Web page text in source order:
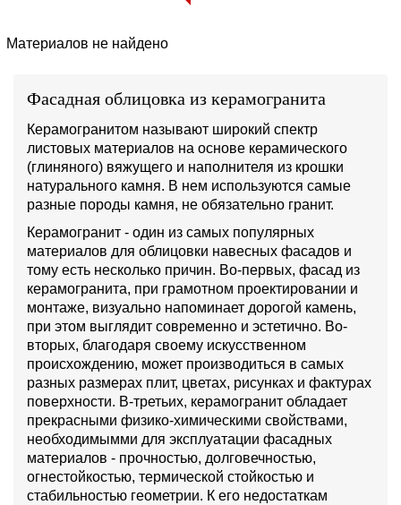
Материалов не найдено
Фасадная облицовка из керамогранита
Керамогранитом называют широкий спектр
листовых материалов на основе керамического
(глиняного) вяжущего и наполнителя из крошки
натурального камня. В нем используются самые
разные породы камня, не обязательно гранит.
Керамогранит - один из самых популярных
материалов для облицовки навесных фасадов и
тому есть несколько причин. Во-первых, фасад из
керамогранита, при грамотном проектировании и
монтаже, визуально напоминает дорогой камень,
при этом выглядит современно и эстетично. Во-
вторых, благодаря своему искусственном
происхождению, может производиться в самых
разных размерах плит, цветах, рисунках и фактурах
поверхности. В-третьих, керамогранит обладает
прекрасными физико-химическими свойствами,
необходимымми для эксплуатации фасадных
материалов - прочностью, долговечностью,
огнестойкостью, термической стойкостью и
стабильностью геометрии. К его недостаткам